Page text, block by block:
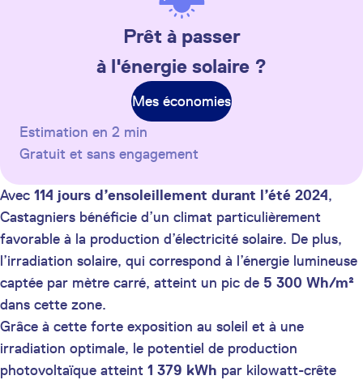
Prêt à passer
à l'énergie solaire ?
Mes économies
Estimation en 2 min
Gratuit et sans engagement
Avec 114 jours d’ensoleillement durant l’été 2024,
Castagniers bénéficie d’un climat particulièrement
favorable à la production d’électricité solaire. De plus,
l’irradiation solaire, qui correspond à l’énergie lumineuse
captée par mètre carré, atteint un pic de 5 300 Wh/m²
dans cette zone.
Grâce à cette forte exposition au soleil et à une
irradiation optimale, le potentiel de production
photovoltaïque atteint 1 379 kWh par kilowatt-crête